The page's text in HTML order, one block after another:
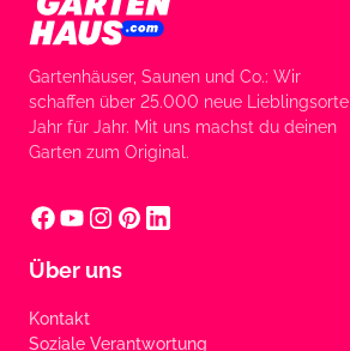
Gartenhäuser, Saunen und Co.: Wir
schaffen über 25.000 neue Lieblingsorte
Jahr für Jahr. Mit uns machst du deinen
Garten zum Original.
Über uns
Kontakt
Soziale Verantwortung